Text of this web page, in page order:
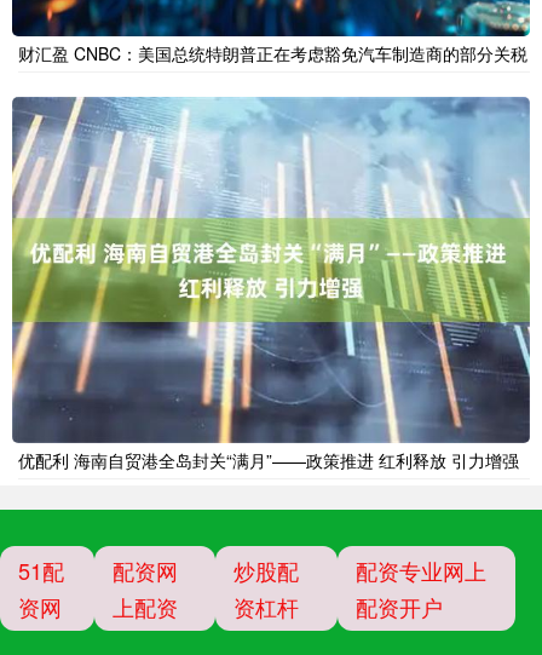
财汇盈 CNBC：美国总统特朗普正在考虑豁免汽车制造商的部分关税
优配利 海南自贸港全岛封关“满月”——政策推进 红利释放 引力增强
51配
资网
配资网
上配资
炒股配
资杠杆
配资专业网上
配资开户